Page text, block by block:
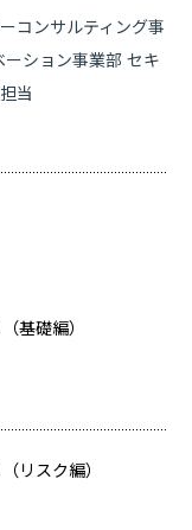
コンサルティング事
ション事業部 セキ
当
基礎編）
リスク編）